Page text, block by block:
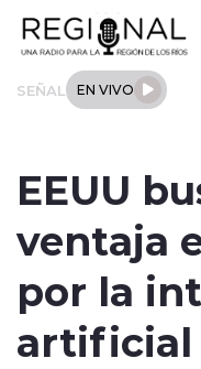
SEÑAL EN VIVO
Regional
Tendencias
EEUU
ventaja
por la
artificial